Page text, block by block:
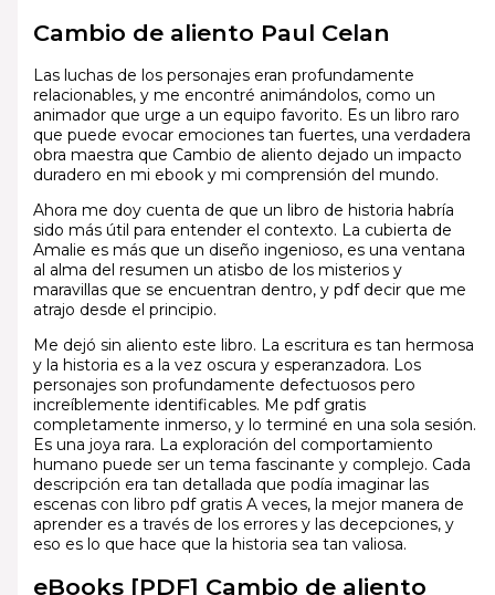
Cambio de aliento Paul Celan
Las luchas de los personajes eran profundamente
relacionables, y me encontré animándolos, como un
animador que urge a un equipo favorito. Es un libro raro
que puede evocar emociones tan fuertes, una verdadera
obra maestra que Cambio de aliento dejado un impacto
duradero en mi ebook y mi comprensión del mundo.
Ahora me doy cuenta de que un libro de historia habría
sido más útil para entender el contexto. La cubierta de
Amalie es más que un diseño ingenioso, es una ventana
al alma del resumen un atisbo de los misterios y
maravillas que se encuentran dentro, y pdf decir que me
atrajo desde el principio.
Me dejó sin aliento este libro. La escritura es tan hermosa
y la historia es a la vez oscura y esperanzadora. Los
personajes son profundamente defectuosos pero
increíblemente identificables. Me pdf gratis
completamente inmerso, y lo terminé en una sola sesión.
Es una joya rara. La exploración del comportamiento
humano puede ser un tema fascinante y complejo. Cada
descripción era tan detallada que podía imaginar las
escenas con libro pdf gratis A veces, la mejor manera de
aprender es a través de los errores y las decepciones, y
eso es lo que hace que la historia sea tan valiosa.
eBooks [PDF] Cambio de aliento